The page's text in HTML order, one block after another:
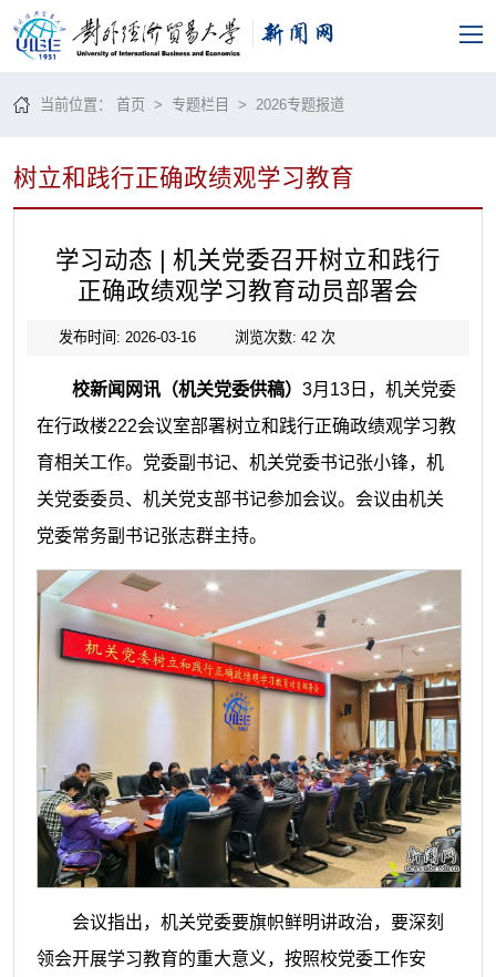
当前位置：首页 >专题栏目 > 2026专题报道
树立和践行正确政绩观学习教育
学习动态 | 机关党委召开树立和践行
正确政绩观学习教育动员部署会
发布时间: 2026-03-16 浏览次数: 42次
校新闻网讯（机关党委供稿） 3月13日，机关党委
在行政楼222会议室部署树立和践行正确政绩观学习教
育相关工作。党委副书记、机关党委书记张小锋，机
关党委委员、机关党支部书记参加会议。会议由机关
党委常务副书记张志群主持。
会议指出，机关党委要旗帜鲜明讲政治，要深刻
领会开展学习教育的重大意义，按照校党委工作安